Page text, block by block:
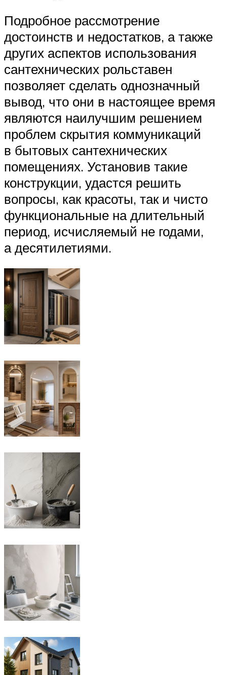
Подробное рассмотрение
достоинств и недостатков, а также
других аспектов использования
сантехнических рольставен
позволяет сделать однозначный
вывод, что они в настоящее время
являются наилучшим решением
проблем скрытия коммуникаций
в бытовых сантехнических
помещениях. Установив такие
конструкции, удастся решить
вопросы, как красоты, так и чисто
функциональные на длительный
период, исчисляемый не годами,
а десятилетиями.